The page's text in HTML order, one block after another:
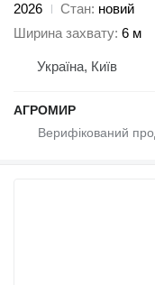
2026
Стан новий
Ширина захвату 6 м
Україна, Київ
АГРОМИР